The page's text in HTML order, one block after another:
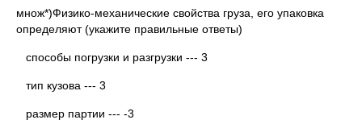
множ*)Физико-механические свойства груза, его упаковка
определяют (укажите правильные ответы)
способы погрузки и разгрузки --- 3
тип кузова --- 3
размер партии --- -3